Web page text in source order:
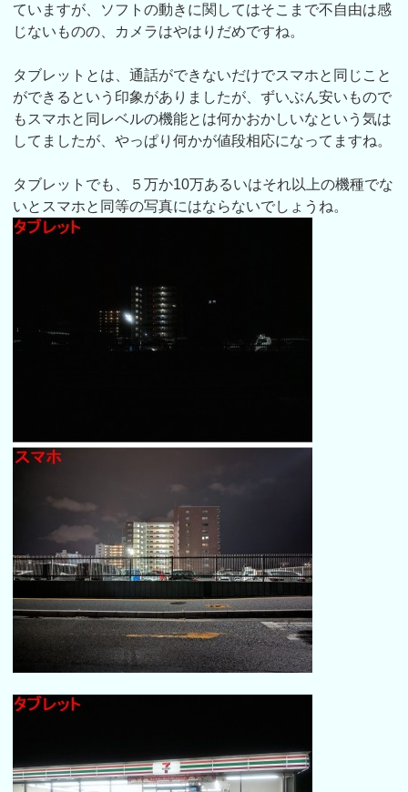
ていますが、ソフトの動きに関してはそこまで不自由は感
じないものの、カメラはやはりだめですね。
タブレットとは、通話ができないだけでスマホと同じこと
ができるという印象がありましたが、ずいぶん安いもので
もスマホと同レベルの機能とは何かおかしいなという気は
してましたが、やっぱり何かが値段相応になってますね。
タブレットでも、５万か10万あるいはそれ以上の機種でな
いとスマホと同等の写真にはならないでしょうね。